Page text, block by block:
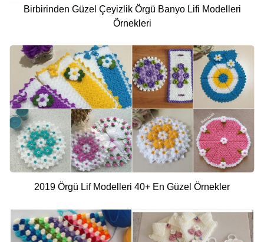
Birbirinden Güzel Çeyizlik Örgü Banyo Lifi Modelleri
Örnekleri
2019 Örgü Lif Modelleri 40+ En Güzel Örnekler